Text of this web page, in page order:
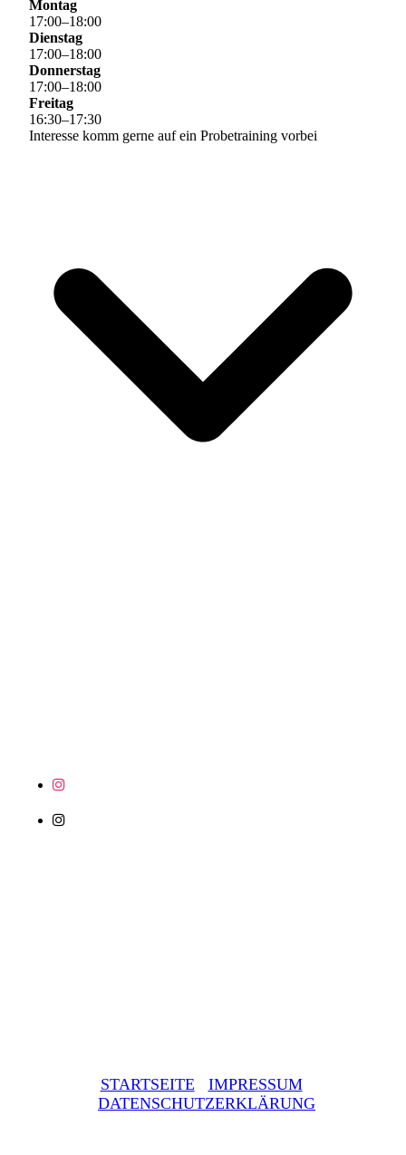
Montag
17:00–18:00
Dienstag
17:00–18:00
Donnerstag
17:00–18:00
Freitag
16:30–17:30
Interesse komm gerne auf ein Probetraining vorbei
STARTSEITE
IMPRESSUM
DATENSCHUTZERKLÄRUNG